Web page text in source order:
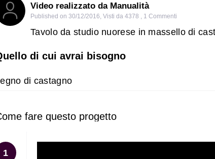
Video realizzato da Manualità
Published on 30/12/2016 Visti da 4378 1 Commenti
Tavolo da studio nuorese in massello di
di cui avrai bisogno
di castagno
fare questo progetto
1